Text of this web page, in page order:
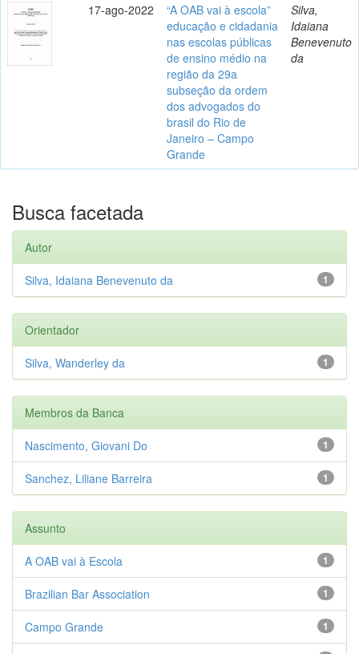
17-ago-2022
“A OAB vai à escola”
educação e cidadania
nas escolas públicas
de ensino médio na
região da 29a
subseção da ordem
dos advogados do
brasil do Rio de
Janeiro – Campo
Grande
Silva,
Idaiana
Benevenuto
da
Busca facetada
Autor
1
Silva, Idaiana Benevenuto da
Orientador
1
Silva, Wanderley da
Membros da Banca
1
Nascimento, Giovani Do
1
Sanchez, Liliane Barreira
Assunto
1
A OAB vai à Escola
1
Brazilian Bar Association
1
Campo Grande